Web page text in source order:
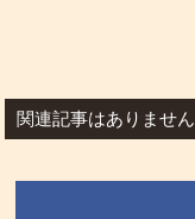
関連記事はありません